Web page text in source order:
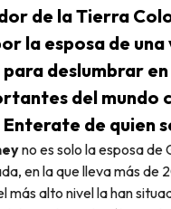
de la Tierra
la esposa de
deslumbrar
del mundo
de quien
no es solo la esposa de
en la que lleva más de
más alto nivel la han